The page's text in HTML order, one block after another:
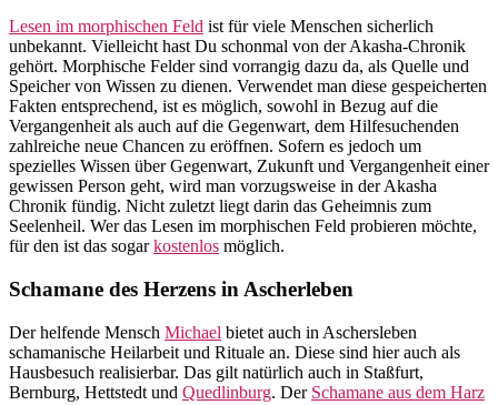
Lesen im morphischen Feld ist für viele Menschen sicherlich
unbekannt. Vielleicht hast Du schonmal von der Akasha-Chronik
gehört. Morphische Felder sind vorrangig dazu da, als Quelle und
Speicher von Wissen zu dienen. Verwendet man diese gespeicherten
Fakten entsprechend, ist es möglich, sowohl in Bezug auf die
Vergangenheit als auch auf die Gegenwart, dem Hilfesuchenden
zahlreiche neue Chancen zu eröffnen. Sofern es jedoch um
spezielles Wissen über Gegenwart, Zukunft und Vergangenheit einer
gewissen Person geht, wird man vorzugsweise in der Akasha
Chronik fündig. Nicht zuletzt liegt darin das Geheimnis zum
Seelenheil. Wer das Lesen im morphischen Feld probieren möchte,
für den ist das sogarkostenlos möglich.
Schamane des Herzens in Ascherleben
Der helfende Mensch Michael bietet auch in Aschersleben
schamanische Heilarbeit und Rituale an. Diese sind hier auch als
Hausbesuch realisierbar. Das gilt natürlich auch in Staßfurt,
Bernburg, Hettstedt und Quedlinburg. Der Schamane aus dem Harz